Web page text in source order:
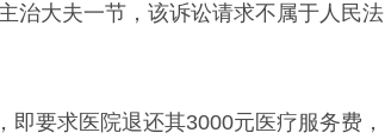
治大夫一节，该诉讼请求不属于人民法
要求医院退还其3000元医疗服务费，